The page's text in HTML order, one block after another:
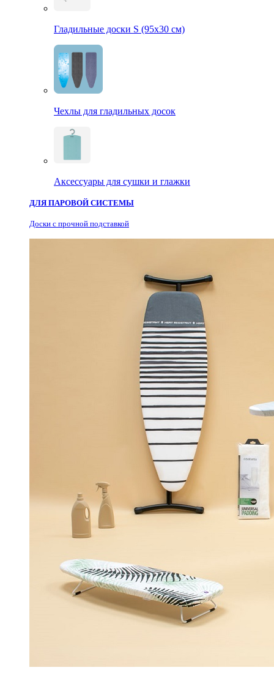
Гладильные доски S (95х30 см)
Чехлы для гладильных досок
Аксессуары для сушки и глажки
ДЛЯ ПАРОВОЙ СИСТЕМЫ
Доски с прочной подставкой